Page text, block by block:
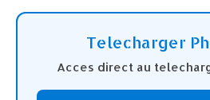
Telecharger
Acces direct au